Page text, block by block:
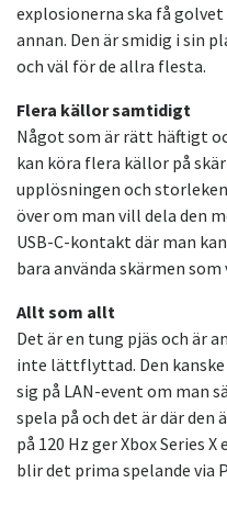
explosionerna ska få
annan. Den är smidig i sin
och väl för de allra flesta.
Flera källor samtidigt
Något som är rätt häftigt
kan köra flera källor på
upplösningen och
över om man vill dela den
USB-C-kontakt där man
bara använda skärmen
Allt som allt
Det är en tung pjäs och är
inte lättflyttad. Den
sig på LAN-event om man
spela på och det är där den
på 120 Hz ger Xbox Series
blir det prima spelande via